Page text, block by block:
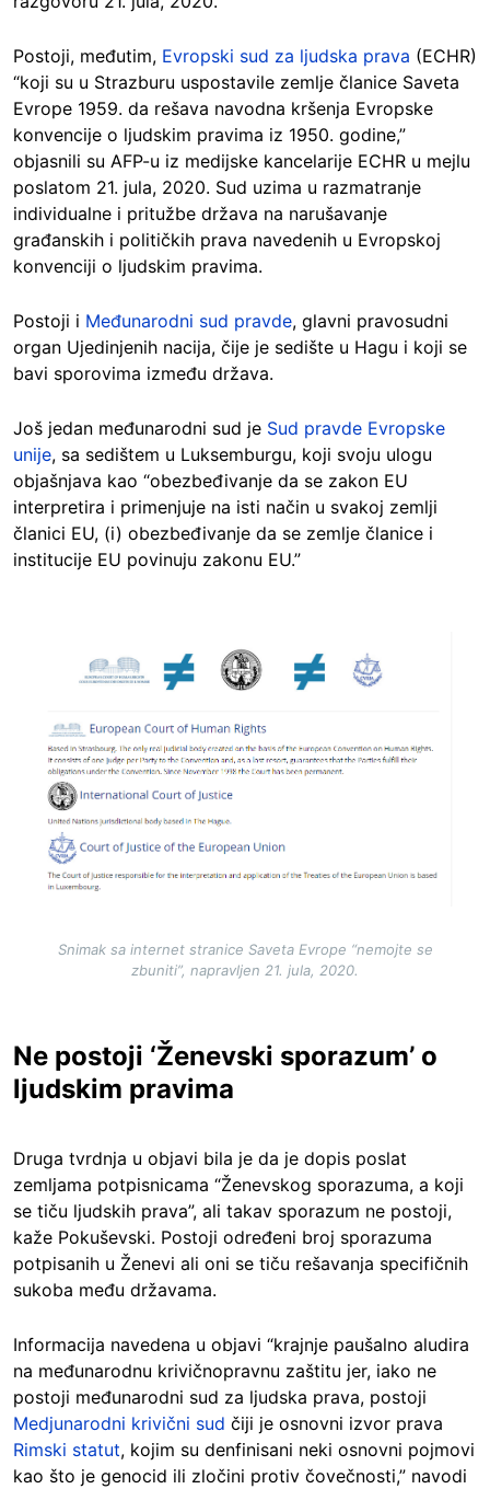
Postoji, međutim, Evropski sud za ljudska prava (ECHR)
“koji su u Strazburu uspostavile zemlje članice Saveta
Evrope 1959. da rešava navodna kršenja Evropske
konvencije o ljudskim pravima iz 1950. godine,”
objasnili su AFP-u iz medijske kancelarije ECHR u mejlu
poslatom 21. jula, 2020. Sud uzima u razmatranje
individualne i pritužbe država na narušavanje
građanskih i političkih prava navedenih u Evropskoj
konvenciji o ljudskim pravima.
Postoji i Međunarodni sud pravde, glavni pravosudni
organ Ujedinjenih nacija, čije je sedište u Hagu i koji se
bavi sporovima između država.
Još jedan međunarodni sud je Sud pravde Evropske
unije, sa sedištem u Luksemburgu, koji svoju ulogu
objašnjava kao “obezbeđivanje da se zakon EU
interpretira i primenjuje na isti način u svakoj zemlji
članici EU, (i) obezbeđivanje da se zemlje članice i
institucije EU povinuju zakonu EU.”
Snimak sa internet stranice Saveta Evrope “nemojte se
zbuniti”, napravljen 21. jula, 2020.
Ne postoji ‘Ženevski sporazum’ o
ljudskim pravima
Druga tvrdnja u objavi bila je da je dopis poslat
zemljama potpisnicama “Ženevskog sporazuma, a koji
se tiču ljudskih prava”, ali takav sporazum ne postoji,
kaže Pokuševski. Postoji određeni broj sporazuma
potpisanih u Ženevi ali oni se tiču rešavanja specifičnih
sukoba među državama.
Informacija navedena u objavi “krajnje paušalno aludira
na međunarodnu krivičnopravnu zaštitu jer, iako ne
postoji međunarodni sud za ljudska prava, postoji
Medjunarodni krivični sud čiji je osnovni izvor prava
Rimski statut, kojim su denfinisani neki osnovni pojmovi
kao što je genocid ili zločini protiv čovečnosti,” navodi